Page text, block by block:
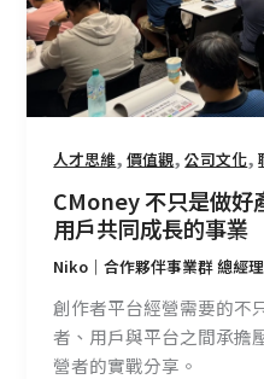
人才思維,價值觀,公司文化,
CMoney 不只是做好
用戶共同成長的事業
Niko｜合作夥伴事業群 總經理
創作者平台經營需要的不
者、用戶與平台之間承擔
營者的實戰分享。
品，
而
是
讓
作
者
與
用
戶
共
同
成